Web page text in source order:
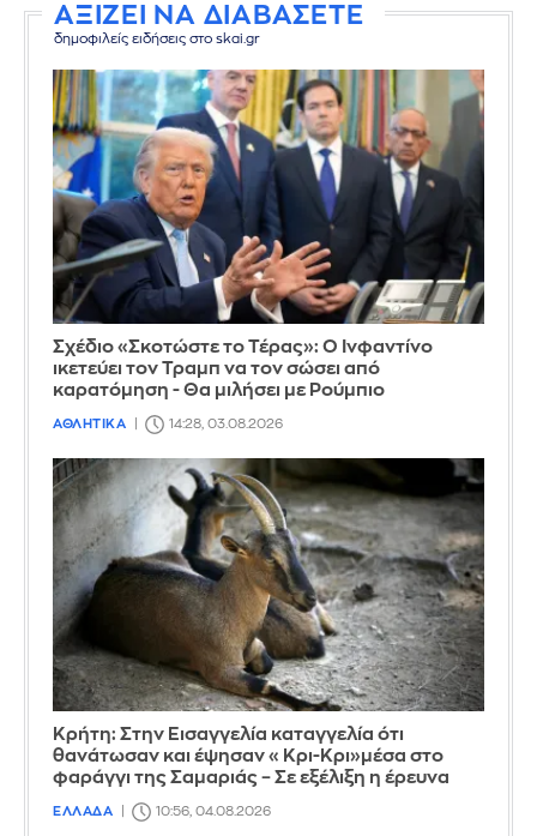
ΑΞΙΖΕΙ ΝΑ ΔΙΑΒΑΣΕΤΕ
δημοφιλείς ειδήσεις στο skai.gr
Σχέδιο «Σκοτώστε το Τέρας»: Ο Ινφαντίνο
ικετεύει τον Τραμπ να τον σώσει από
καρατόμηση - Θα μιλήσει με Ρούμπιο
ΑΘΛΗΤΙΚΑ 14:28, 03.08.2026
Κρήτη: Στην Εισαγγελία καταγγελία ότι
θανάτωσαν και έψησαν «Κρι-Κρι»μέσα στο
φαράγγι της Σαμαριάς – Σε εξέλιξη η έρευνα
ΕΛΛΑΔΑ 10:56, 04.08.2026